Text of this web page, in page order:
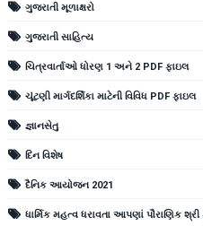
ગુજરાતી મૂળાક્ષરો
ગુજરાતી સાહિત્ય
ચિત્રવાર્તાઓ ધોરણ 1 અને 2 PDF ફાઇલ
ચૂંટણી માર્ગદર્શિકા માટેની વિવિધ PDF ફાઇલ
જ્ઞાનસેતુ
દિન વિશેષ
દૈનિક આયોજન 2021
ધાર્મિક મહત્વ ધરાવતા આપણાં પૌરાણિક શ્રી